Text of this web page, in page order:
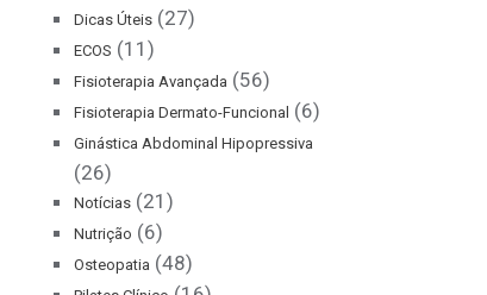
Dicas Úteis(27)
ECOS (11)
Fisioterapia Avançada (56)
Fisioterapia Dermato-Funcional (6)
Ginástica Abdominal Hipopressiva
(26)
Notícias(21)
Nutrição (6)
Osteopatia (48)